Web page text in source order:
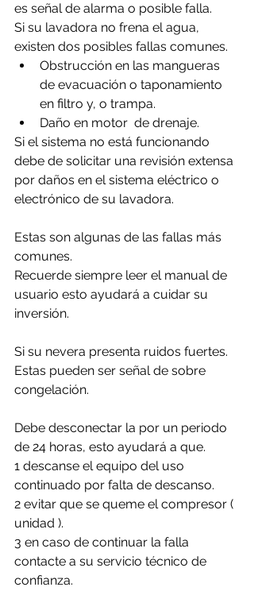
es señal de alarma o posible falla.
Si su lavadora no frena el agua,
existen dos posibles fallas comunes.
Obstrucción en las mangueras
de evacuación o taponamiento
en filtro y, o trampa.
Daño en motor  de drenaje.
Si el sistema no está funcionando
debe de solicitar una revisión extensa
por daños en el sistema eléctrico o
electrónico de su lavadora.
Estas son algunas de las fallas más
comunes.
Recuerde siempre leer el manual de
usuario esto ayudará a cuidar su
inversión.
Si su nevera presenta ruidos fuertes.
Estas pueden ser señal de sobre
congelación.
Debe desconectar la por un periodo
de 24 horas, esto ayudará a que.
1 descanse el equipo del uso
continuado por falta de descanso.
2 evitar que se queme el compresor (
unidad ).
3 en caso de continuar la falla
contacte a su servicio técnico de
confianza.